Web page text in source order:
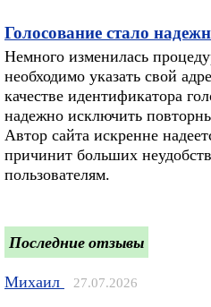
Голосование стало
Немного изменилась
необходимо указать свой
качестве идентификатора
надежно исключить
Автор сайта искренне
причинит больших
пользователям.
Последние отзывы
Михаил 27.07.2026